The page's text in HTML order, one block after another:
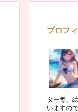
プロフ
ター毎、
いますの